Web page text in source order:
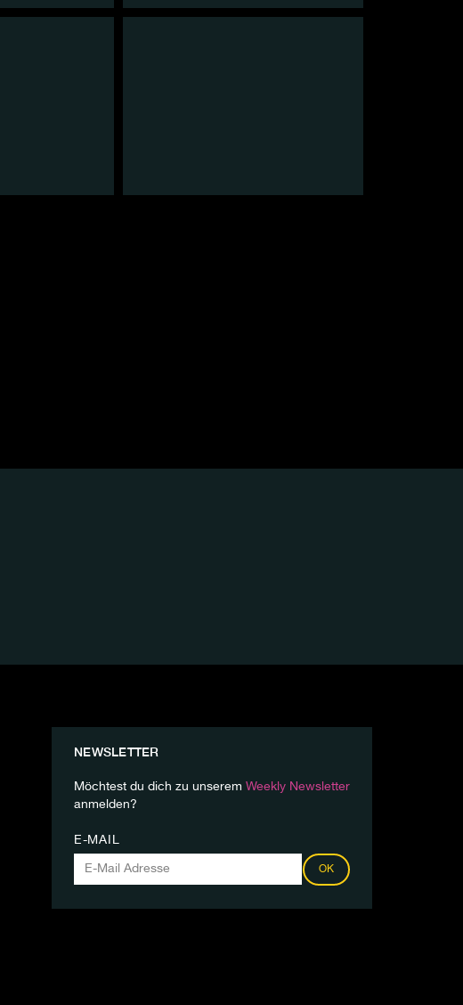
NEWSLETTER
Möchtest du dich zu unserem Weekly Newsletter
anmelden?
E-MAIL
OK